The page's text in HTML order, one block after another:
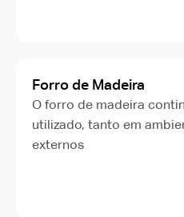
Forro de Madeira
O forro de madeira
utilizado, tanto em
externos